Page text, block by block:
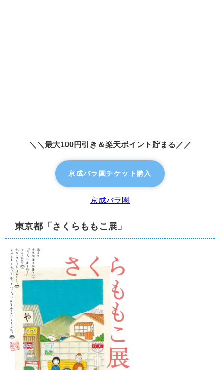
＼＼最大100円引き＆楽天ポイント貯まる／／
京成バラ園チケット購入
京成バラ園
東京都「さくらももこ展」